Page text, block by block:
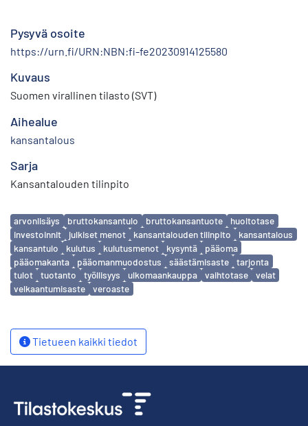
Pysyvä osoite
https://urn.fi/URN:NBN:fi-fe20230914125580
Kuvaus
Suomen virallinen tilasto (SVT)
Aihealue
kansantalous
Sarja
Kansantalouden tilinpito
Avainsanat
arvonlisäys bruttokansantulo bruttokansantuote
huoltotase
investoinnit
julkiset menot kansantalouden tilinpito
kansantalous
kansantulo
kulutus kulutusmenot kysyntä
pääoma
pääomakanta
pääomanmuodostus säästämisaste
tarjonta
tulot
tuotanto työllisyys ulkomaankauppa vaihtotase
velat
velkaantumisaste
veroaste
Tietueen kaikki tiedot